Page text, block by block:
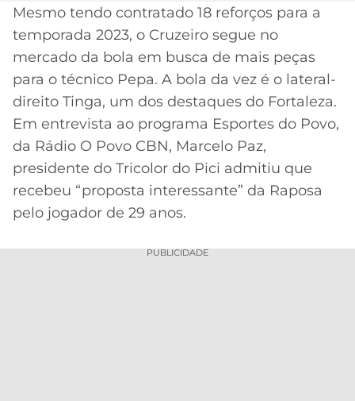
PROMOCIONAL
BETBOOM
CÓDIGO
DE
INDICAÇÃO
BET365
CÓDIGO
BETANO
APPS
PALMEIRAS
CORINTHIANS
SÃO
PAULO
SANTOS
FLAMENGO
BRASILEIRÃO
SÉRIE
A
LIBERTADORES
COPA
DO
BRASIL
PREMIER
MÍDIA
ESPORTIVA
MERCADO
DA
BOLA
PALPITES
Mesmo tendo contratado 18 reforços para a
temporada 2023, o Cruzeiro segue no
mercado da bola em busca de mais peças
para o técnico Pepa. A bola da vez é o lateral-
direito Tinga, um dos destaques do Fortaleza.
Em entrevista ao programa Esportes do Povo,
da Rádio O Povo CBN, Marcelo Paz,
presidente do Tricolor do Pici admitiu que
recebeu “proposta interessante” da Raposa
pelo jogador de 29 anos.
PUBLICIDADE